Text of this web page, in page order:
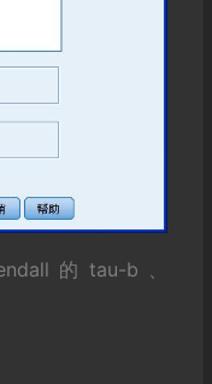
的tau-b、